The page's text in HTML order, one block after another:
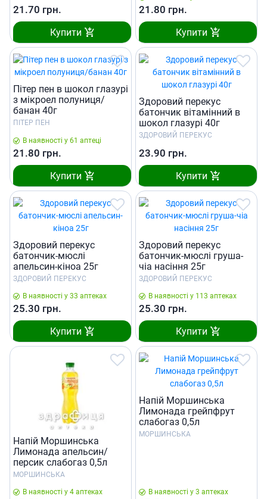
21.70 грн.
Купити
21.80 грн.
Купити
Пiтер пен в шокол глазурi
з мiкроел полуниця/
банан 40г
ПІТЕР ПЕН
В наявності у 61 аптеці
21.80 грн.
Купити
Здоровий перекус
батончик вітамінний в
шокол глазурі 40г
ЗДОРОВИЙ ПЕРЕКУС
23.90 грн.
Купити
Здоровий перекус
батончик-мюслі
апельсин-кіноа 25г
ЗДОРОВИЙ ПЕРЕКУС
В наявності у 33 аптеках
25.30 грн.
Купити
Здоровий перекус
батончик-мюслі груша-
чіа насіння 25г
ЗДОРОВИЙ ПЕРЕКУС
В наявності у 113 аптеках
25.30 грн.
Купити
Напій Моршинська
Лимонада апельсин/
персик слабогаз 0,5л
МОРШИНСЬКА
В наявності у 4 аптеках
Напій Моршинська
Лимонада грейпфрут
слабогаз 0,5л
МОРШИНСЬКА
В наявності у 3 аптеках